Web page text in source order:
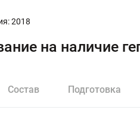
2018
на наличие
Состав Подготовка